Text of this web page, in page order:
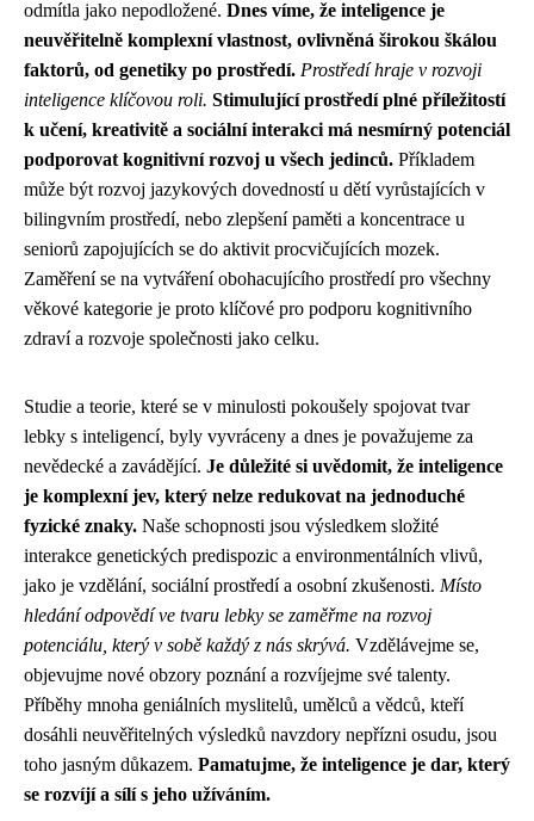
odmítla jako nepodložené. Dnes víme, že inteligence je
neuvěřitelně komplexní vlastnost, ovlivněná širokou škálou
faktorů, od genetiky po prostředí. Prostředí hraje v rozvoji
inteligence klíčovou roli. Stimulující prostředí plné příležitostí
k učení, kreativitě a sociální interakci má nesmírný potenciál
podporovat kognitivní rozvoj u všech jedinců. Příkladem
může být rozvoj jazykových dovedností u dětí vyrůstajících v
bilingvním prostředí, nebo zlepšení paměti a koncentrace u
seniorů zapojujících se do aktivit procvičujících mozek.
Zaměření se na vytváření obohacujícího prostředí pro všechny
věkové kategorie je proto klíčové pro podporu kognitivního
zdraví a rozvoje společnosti jako celku.
Studie a teorie, které se v minulosti pokoušely spojovat tvar
lebky s inteligencí, byly vyvráceny a dnes je považujeme za
nevědecké a zavádějící. Je důležité si uvědomit, že inteligence
je komplexní jev, který nelze redukovat na jednoduché
fyzické znaky. Naše schopnosti jsou výsledkem složité
interakce genetických predispozic a environmentálních vlivů,
jako je vzdělání, sociální prostředí a osobní zkušenosti. Místo
hledání odpovědí ve tvaru lebky se zaměřme na rozvoj
potenciálu, který v sobě každý z nás skrývá. Vzdělávejme se,
objevujme nové obzory poznání a rozvíjejme své talenty.
Příběhy mnoha geniálních myslitelů, umělců a vědců, kteří
dosáhli neuvěřitelných výsledků navzdory nepřízni osudu, jsou
toho jasným důkazem. Pamatujme, že inteligence je dar, který
se rozvíjí a sílí s jeho užíváním.